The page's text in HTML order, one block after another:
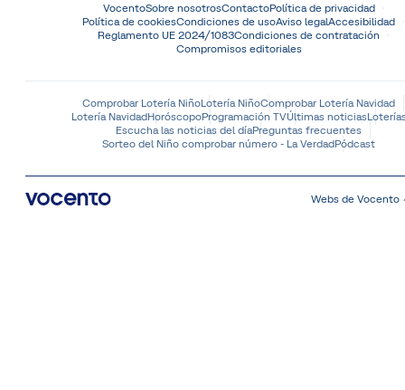
VocentoSobre nosotrosContactoPolítica de privacidad
Política de cookiesCondiciones de usoAviso legalAccesibilidad
Reglamento UE 2024/1083Condiciones de contratación
Compromisos editoriales
Comprobar Lotería NiñoLotería NiñoComprobar Lotería Navidad
Lotería NavidadHoróscopoProgramación TVÚltimas noticias
Escucha las noticias del díaPreguntas frecuentes
Sorteo del Niño comprobar número - La VerdadPódcast
Webs de Vocento